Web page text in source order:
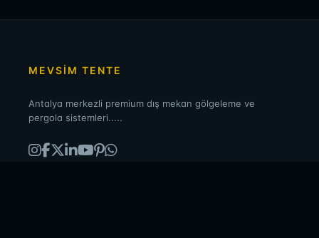
MEVSİM TENTE
Antalya merkezli premium dış mekan gölgeleme ve
pergola sistemleri.....